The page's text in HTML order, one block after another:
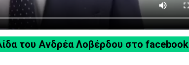
του Ανδρέα Λοβέρδου στο facebook